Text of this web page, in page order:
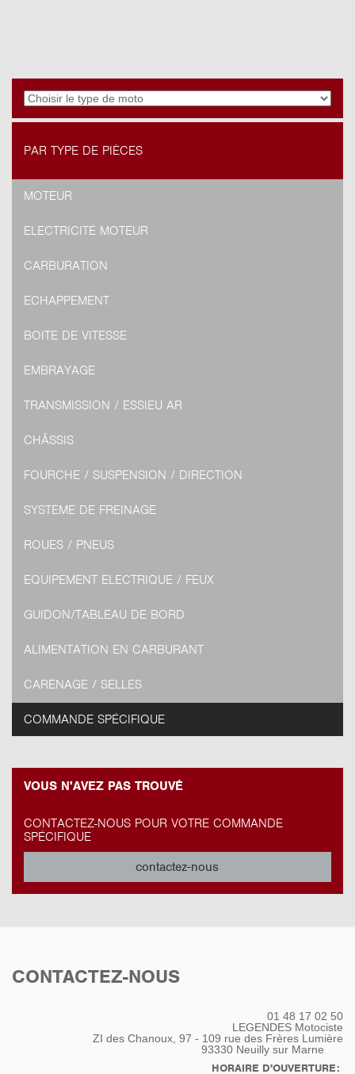
PAR TYPE DE PIÈCES
MOTEUR
ELECTRICITÉ MOTEUR
CARBURATION
ECHAPPEMENT
BOITE DE VITESSE
EMBRAYAGE
TRANSMISSION / ESSIEU AR
CHÂSSIS
FOURCHE / SUSPENSION / DIRECTION
SYSTÈME DE FREINAGE
ROUES / PNEUS
EQUIPEMENT ELECTRIQUE / FEUX
GUIDON/TABLEAU DE BORD
ALIMENTATION EN CARBURANT
CARÉNAGE / SELLES
COMMANDE SPÉCIFIQUE
VOUS N'AVEZ PAS TROUVÉ
CONTACTEZ-NOUS POUR VOTRE COMMANDE
SPÉCIFIQUE
contactez-nous
CONTACTEZ-NOUS
01 48 17 02 50
LEGENDES Motociste
ZI des Chanoux, 97 - 109 rue des Frères Lumière
93330 Neuilly sur Marne
HORAIRE D'OUVERTURE: